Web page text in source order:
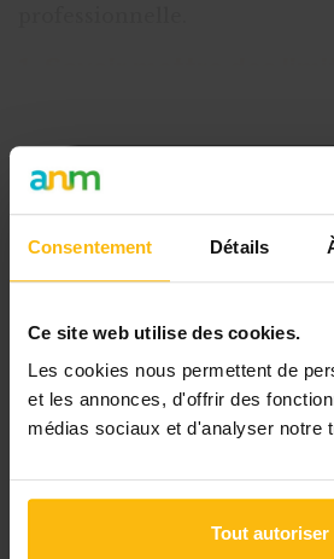
Consentement Détails
Ce site web utilise des cookies.
Les cookies nous permettent de
et les annonces, d'offrir des
médias sociaux et d'analyser notre
Tout autoriser
Cet article est
pratiques et à une
pour gérer
Avec votre abonnement,
contenus du site